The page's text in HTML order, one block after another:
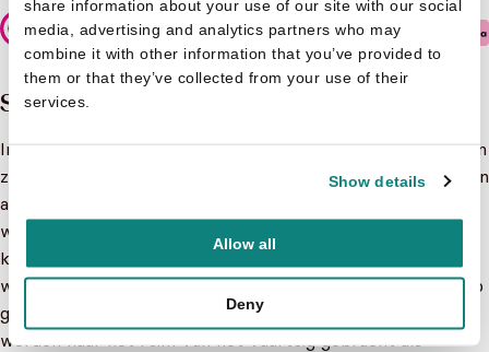
share information about your use of our site with our social
media, advertising and analytics partners who may
combine it with other information that you’ve provided to
them or that they’ve collected from your use of their
services.
Show details
Allow all
Deny
Veilig betalen
Samenvatting
In het spoor van zijn opa Virgilius, vinden we Billy Stuart en
zijn vrienden terug als gevangenen in een andere tijd en een
andere plaats. Nadat ze door een donker bos zijn gereisd,
waar ze zijn ontsnapt aan de dodelijke kaken van een
krokodil, vallen ze in handen van soldaten. De Dapperlingen
worden naar de haven gevoerd en aan boord van een schip
gebracht. De grote, zwarte zeilen worden gehesen en ze
worden naar het ruim van het vaartuig gebracht als